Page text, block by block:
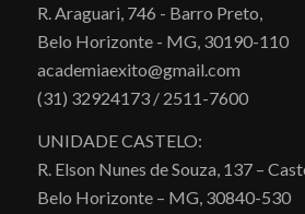
R. Araguari, 746 - Barro Preto,
Belo Horizonte - MG, 30190-110
academiaexito@gmail.com
(31) 32924173 / 2511-7600
UNIDADE CASTELO:
R. Elson Nunes de Souza, 137 –
Belo Horizonte – MG, 30840-530